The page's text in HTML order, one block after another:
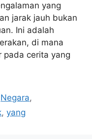
yang
jarak jauh bukan
Ini adalah
di mana
pada cerita yang
Negara,
, yang